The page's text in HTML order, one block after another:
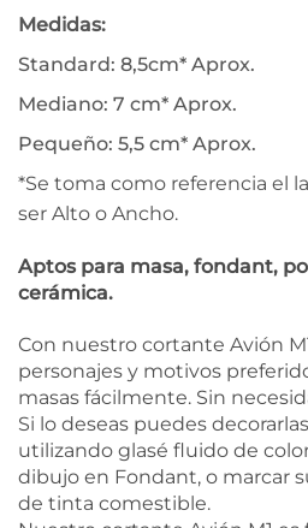
Medidas:
Standard: 8,5cm* Aprox.
Mediano: 7 cm* Aprox.
Pequeño: 5,5 cm* Aprox.
*Se toma como referencia el
ser Alto o Ancho.
Aptos para masa, fondant,
cerámica.
Con nuestro cortante Avión
personajes y motivos
masas fácilmente. Sin
Si lo deseas puedes
utilizando glasé fluido de
dibujo en Fondant, o marcar
de tinta comestible.